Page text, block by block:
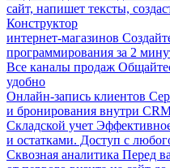
сайт, напишет тексты,
Конструктор
интернет-магазинов
программирования за 2
Все каналы продаж
удобно
Онлайн-запись клиентов
и бронирования внутри
Складской учет
и остатками. Доступ с
Сквозная аналитика Перед